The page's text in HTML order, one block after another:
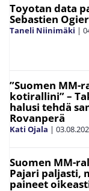
Toyotan data
Sebastien
Taneli Niinimäki |
”Suomen MM-
kotirallini” –
halusi tehdä
Rovanperä
Kati Ojala |
Suomen MM-
Pajari paljasti,
paineet